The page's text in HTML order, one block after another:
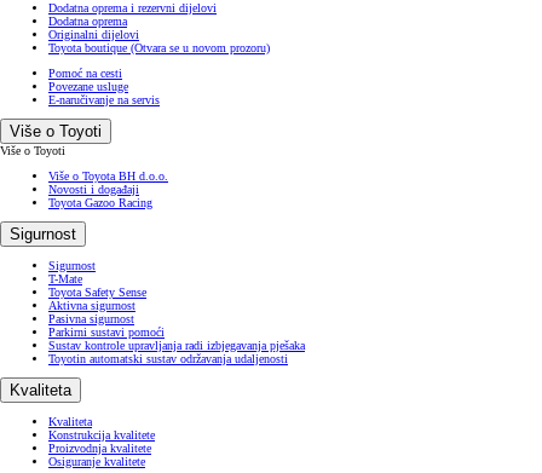
Dodatna oprema i rezervni dijelovi
Dodatna oprema
Originalni dijelovi
Toyota boutique (Otvara se u novom prozoru)
Pomoć na cesti
Povezane usluge
E-naručivanje na servis
Više o Toyoti
Više o Toyoti
Više o Toyota BH d.o.o.
Novosti i događaji
Toyota Gazoo Racing
Sigurnost
Sigurnost
T-Mate
Toyota Safety Sense
Aktivna sigurnost
Pasivna sigurnost
Parkirni sustavi pomoći
Sustav kontrole upravljanja radi izbjegavanja pješaka
Toyotin automatski sustav održavanja udaljenosti
Kvaliteta
Kvaliteta
Konstrukcija kvalitete
Proizvodnja kvalitete
Osiguranje kvalitete